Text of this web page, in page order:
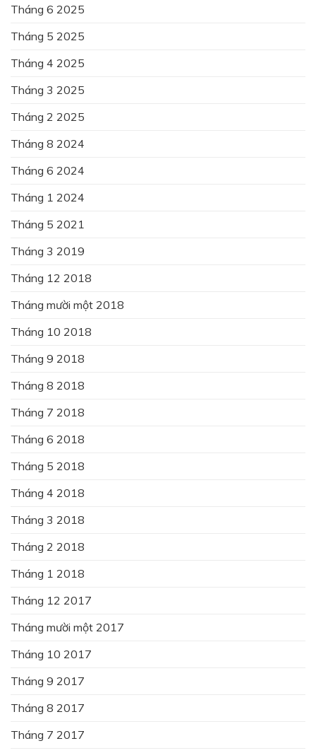
Tháng 6 2025
Tháng 5 2025
Tháng 4 2025
Tháng 3 2025
Tháng 2 2025
Tháng 8 2024
Tháng 6 2024
Tháng 1 2024
Tháng 5 2021
Tháng 3 2019
Tháng 12 2018
Tháng mười một 2018
Tháng 10 2018
Tháng 9 2018
Tháng 8 2018
Tháng 7 2018
Tháng 6 2018
Tháng 5 2018
Tháng 4 2018
Tháng 3 2018
Tháng 2 2018
Tháng 1 2018
Tháng 12 2017
Tháng mười một 2017
Tháng 10 2017
Tháng 9 2017
Tháng 8 2017
Tháng 7 2017